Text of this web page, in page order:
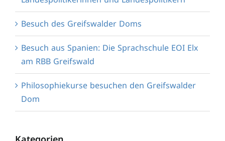
Besuch des Greifswalder Doms
Besuch aus Spanien: Die Sprachschule EOI Elx
am RBB Greifswald
Philosophiekurse besuchen den Greifswalder
Dom